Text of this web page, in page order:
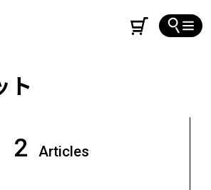
ト
2 Articles